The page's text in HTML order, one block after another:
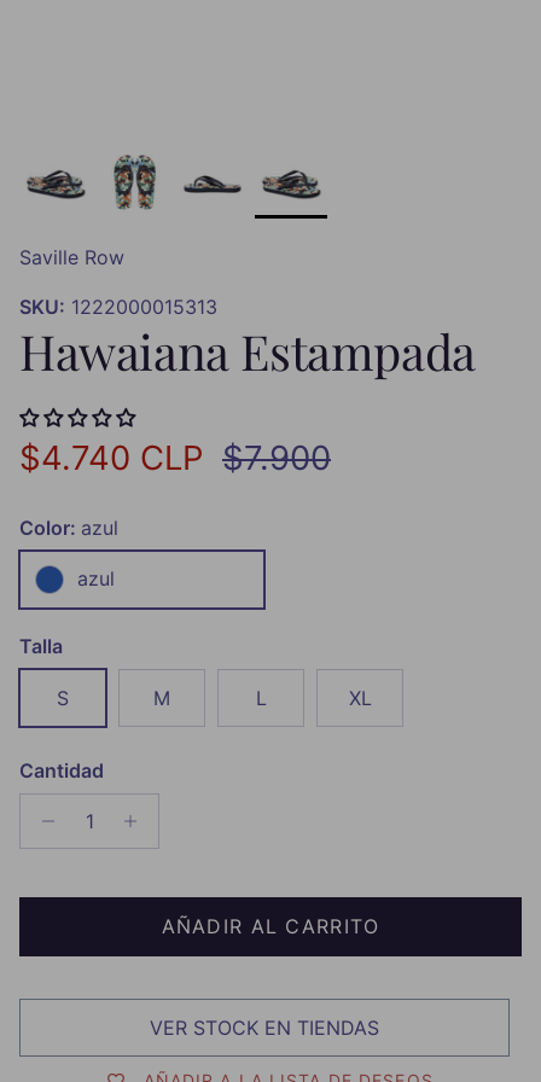
Saville Row
SKU: 1222000015313
Hawaiana Estampada
Precio de venta
$4.740 CLP Precio normal
$7.900
Color: azul
azul
Talla
S M L XL
Cantidad
AÑADIR AL CARRITO
VER STOCK EN TIENDAS